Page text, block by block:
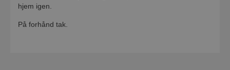
hjem igen.
På forhånd tak.